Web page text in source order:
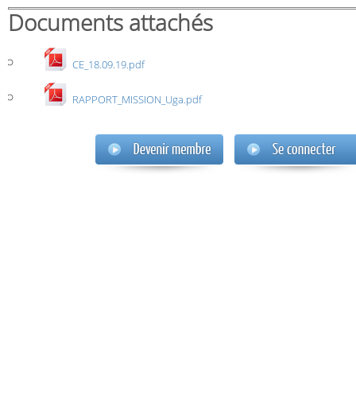
Documents attachés
CE_18.09.19.pdf
RAPPORT_MISSION_Uga.pdf